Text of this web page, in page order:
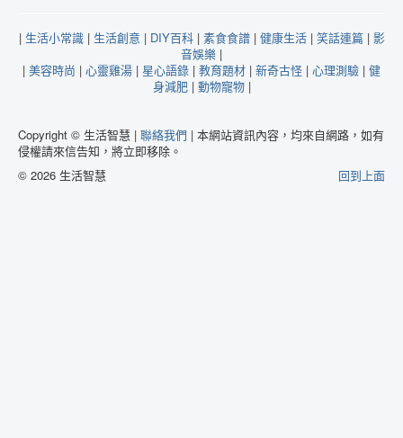
| 生活小常識| 生活創意 | DIY百科| 素食食譜| 健康生活| 笑話連篇| 影
音娛樂 |
| 美容時尚 | 心靈雞湯 | 星心語錄 | 教育題材 | 新奇古怪 | 心理測驗 | 健
身減肥| 動物寵物|
Copyright © 生活智慧 | 聯絡我們 | 本網站資訊內容，均來自網路，如有
侵權請來信告知，將立即移除。
回到上面
© 2026 生活智慧